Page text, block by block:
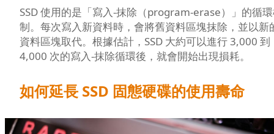
SSD 使用的是「寫入-抹除（program-erase）」的循
制。每次寫入新資料時，會將舊資料區塊抹除，並以新
資料區塊取代。根據估計，SSD 大約可以進行 3,000 到
4,000 次的寫入-抹除循環後，就會開始出現損耗。
如何延長 SSD 固態硬碟的使用壽命